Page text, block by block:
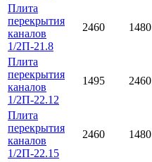
Плита
перекрытия
каналов
1/2П-21.8
2460 1480
Плита
перекрытия
каналов
1/2П-22.12
1495 2460
Плита
перекрытия
каналов
1/2П-22.15
2460 1480